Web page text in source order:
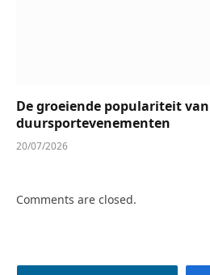
De groeiende populariteit van
duursportevenementen
20/07/2026
Comments are closed.